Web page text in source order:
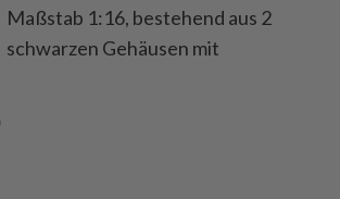
Maßstab 1:16, bestehend aus 2
schwarzen Gehäusen mit